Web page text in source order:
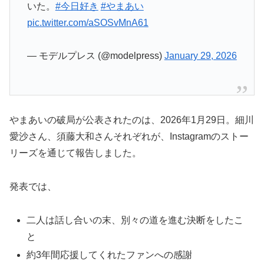
いた。 #今日好き #やまあい
pic.twitter.com/aSOSvMnA61
— モデルプレス (@modelpress) January 29, 2026
やまあいの破局が公表されたのは、2026年1月29日。細川
愛沙さん、須藤大和さんそれぞれが、Instagramのストー
リーズを通じて報告しました。
発表では、
二人は話し合いの末、別々の道を進む決断をしたこ
と
約3年間応援してくれたファンへの感謝